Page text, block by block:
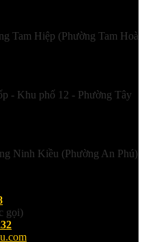
Tam Hiệp (Phường Tam Hoà
- Khu phố 12 - Phường Tây
Ninh Kiều (Phường An Phú)
gọi)